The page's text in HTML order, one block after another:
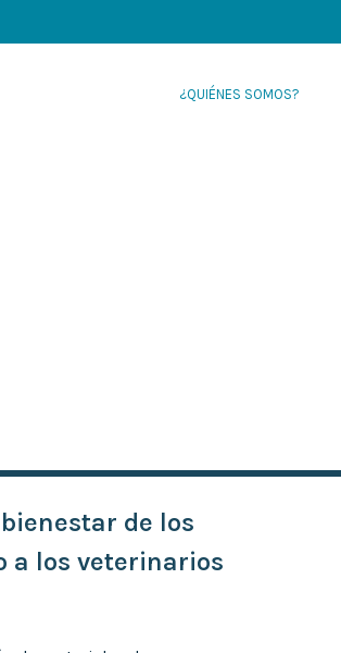
¿QUIÉNES SOMOS?
de los
a los veterinarios